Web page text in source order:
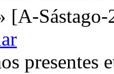
[A-
presentes